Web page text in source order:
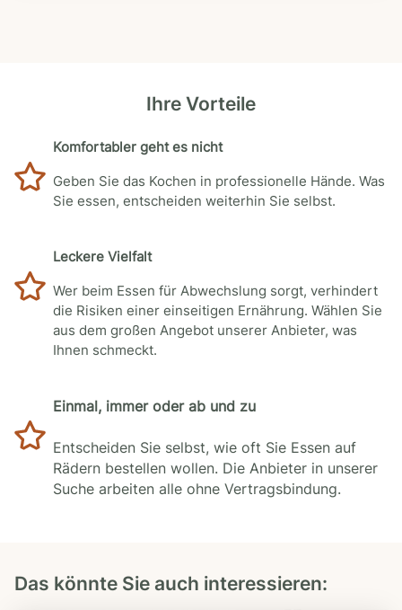
Ihre Vorteile
Komfortabler geht es nicht
Geben Sie das Kochen in professionelle Hände. Was
Sie essen, entscheiden weiterhin Sie selbst.
Leckere Vielfalt
Wer beim Essen für Abwechslung sorgt, verhindert
die Risiken einer einseitigen Ernährung. Wählen Sie
aus dem großen Angebot unserer Anbieter, was
Ihnen schmeckt.
Einmal, immer oder ab und zu
Entscheiden Sie selbst, wie oft Sie Essen auf
Rädern bestellen wollen. Die Anbieter in unserer
Suche arbeiten alle ohne Vertragsbindung.
Das könnte Sie auch interessieren: